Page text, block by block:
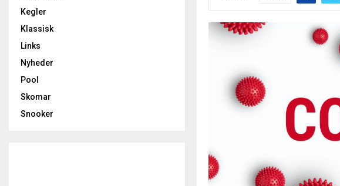
Kegler
Klassisk
Links
Nyheder
Pool
Skomar
Snooker